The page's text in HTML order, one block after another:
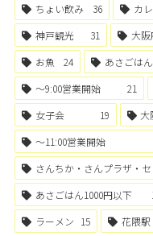
ちょい飲み
36 カ
神戸観光
31 大阪
お魚
24 あさごはん
〜9:00営業開始
21
女子会
19 大
〜11:00営業開始
さんちか・さんプラザ・
あさごはん1000円以下
ラーメン 15 花隈駅